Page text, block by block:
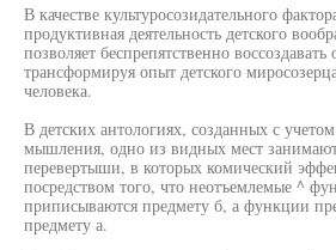
В качестве культуросозидательного
продуктивная деятельность детского
позволяет беспрепятственно
трансформируя опыт детского
человека.
В детских антологиях, созданных с
мышления, одно из видных мест
перевертыши, в которых комический
посредством того, что неотъемлемые ^
приписываются предмету б, а функции
предмету а.